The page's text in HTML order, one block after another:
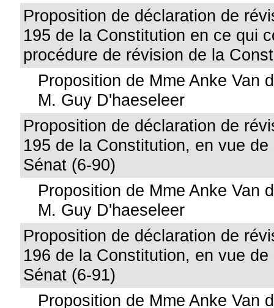
Proposition de déclaration de
195 de la Constitution en ce qui
procédure de révision de la
Proposition de Mme Anke Van
M. Guy D'haeseleer
Proposition de déclaration de
195 de la Constitution, en vue de
Sénat (6-90)
Proposition de Mme Anke Van
M. Guy D'haeseleer
Proposition de déclaration de
196 de la Constitution, en vue de
Sénat (6-91)
Proposition de Mme Anke Van